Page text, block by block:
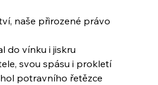
naše přirozené právo
do vínku i jiskru
svou spásu i prokletí
potravního řetězce